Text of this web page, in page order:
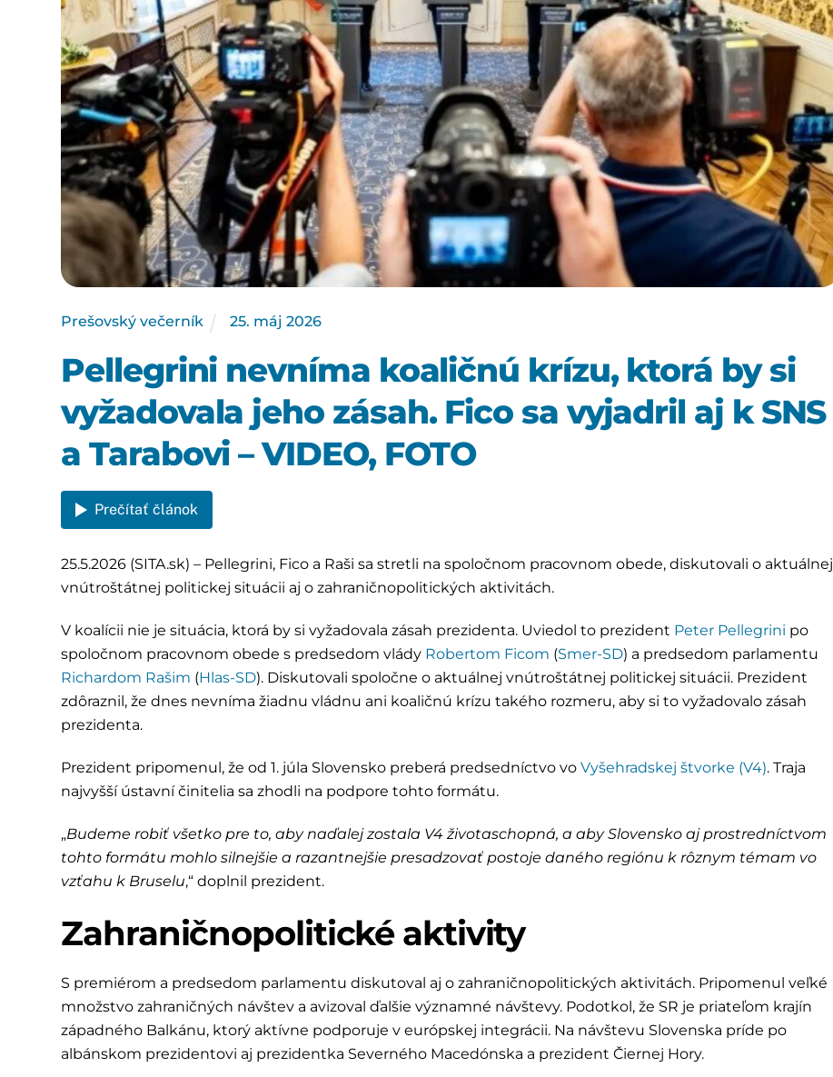
Prešovský večerník 25. máj 2026
Pellegrini nevníma koaličnú krízu, ktorá by si
vyžadovala jeho zásah. Fico sa vyjadril aj k SNS
a Tarabovi – VIDEO, FOTO
Prečítať článok
25.5.2026 (SITA.sk) – Pellegrini, Fico a Raši sa stretli na spoločnom pracovnom obede, diskutovali o aktuálnej
vnútroštátnej politickej situácii aj o zahraničnopolitických aktivitách.
V koalícii nie je situácia, ktorá by si vyžadovala zásah prezidenta. Uviedol to prezident Peter Pellegrini po
spoločnom pracovnom obede s predsedom vlády Robertom Ficom (Smer-SD) a predsedom parlamentu
Richardom Rašim (Hlas-SD). Diskutovali spoločne o aktuálnej vnútroštátnej politickej situácii. Prezident
zdôraznil, že dnes nevníma žiadnu vládnu ani koaličnú krízu takého rozmeru, aby si to vyžadovalo zásah
prezidenta.
Prezident pripomenul, že od 1. júla Slovensko preberá predsedníctvo voVyšehradskej štvorke (V4). Traja
najvyšší ústavní činitelia sa zhodli na podpore tohto formátu.
„Budeme robiť všetko pre to, aby naďalej zostala V4 životaschopná, a aby Slovensko aj prostredníctvom
tohto formátu mohlo silnejšie a razantnejšie presadzovať postoje daného regiónu k rôznym témam vo
vzťahu k Bruselu,“ doplnil prezident.
Zahraničnopolitické aktivity
S premiérom a predsedom parlamentu diskutoval aj o zahraničnopolitických aktivitách. Pripomenul veľké
množstvo zahraničných návštev a avizoval ďalšie významné návštevy. Podotkol, že SR je priateľom krajín
západného Balkánu, ktorý aktívne podporuje v európskej integrácii. Na návštevu Slovenska príde po
albánskom prezidentovi aj prezidentka Severného Macedónska a prezident Čiernej Hory.